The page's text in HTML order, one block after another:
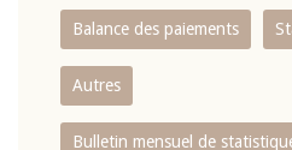
Balance des paiements
Autres
Bulletin mensuel de